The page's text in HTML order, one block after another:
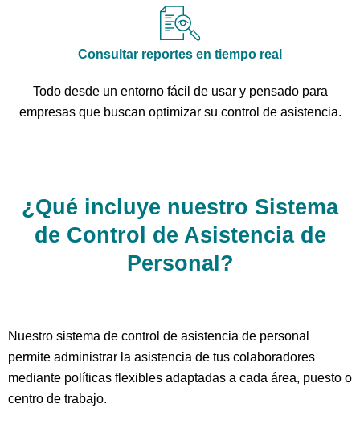
Consultar reportes en tiempo real
Todo desde un entorno fácil de usar y pensado para
empresas que buscan optimizar su control de asistencia.
¿Qué incluye nuestro Sistema
de Control de Asistencia de
Personal?
Nuestro sistema de control de asistencia de personal
permite administrar la asistencia de tus colaboradores
mediante políticas flexibles adaptadas a cada área, puesto o
centro de trabajo.